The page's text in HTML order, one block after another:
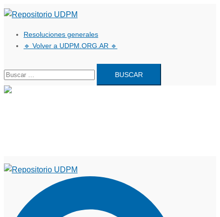
Saltar
contenidoResoluciones generales
🔹 Volver a UDPM.ORG.AR 🔹
Buscar: